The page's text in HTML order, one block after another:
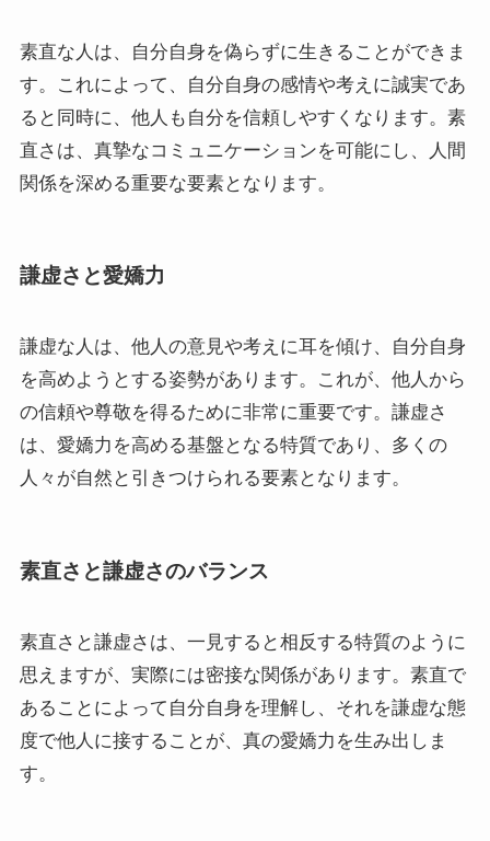
素直な人は、自分自身を偽らずに生きることができま
す。これによって、自分自身の感情や考えに誠実であ
ると同時に、他人も自分を信頼しやすくなります。素
直さは、真摯なコミュニケーションを可能にし、人間
関係を深める重要な要素となります。
謙虚さと愛嬌力
謙虚な人は、他人の意見や考えに耳を傾け、自分自身
を高めようとする姿勢があります。これが、他人から
の信頼や尊敬を得るために非常に重要です。謙虚さ
は、愛嬌力を高める基盤となる特質であり、多くの
人々が自然と引きつけられる要素となります。
素直さと謙虚さのバランス
素直さと謙虚さは、一見すると相反する特質のように
思えますが、実際には密接な関係があります。素直で
あることによって自分自身を理解し、それを謙虚な態
度で他人に接することが、真の愛嬌力を生み出しま
す。